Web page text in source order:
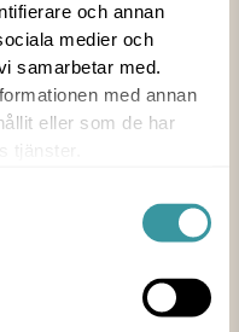
och annan
medier och
samarbetar med.
med annan
eller som de har
tjänster.
med Barnklubben!
sång- och
Bibliotek.
2.
passar bäst barn
Kom i